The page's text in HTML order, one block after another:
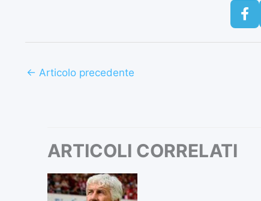
← Articolo precedente
ARTICOLI CORRELATI